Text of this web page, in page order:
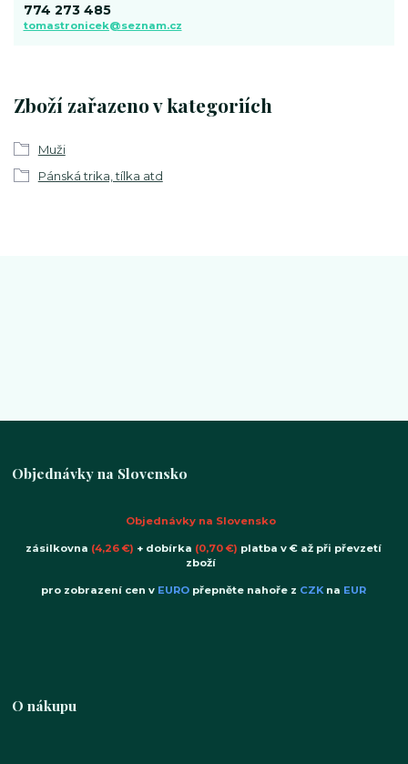
Zboží zařazeno v kategoriích
Muži
Pánská trika, tílka atd
774 273 485
tomastronicek@seznam.cz
Objednávky na Slovensko
Objednávky na Slovensko
zásilkovna (4,26 €) + dobírka (0,70 €) platba v € až při převzetí
zboží
pro zobrazení cen v EURO přepněte nahoře z CZKna EUR
O nákupu